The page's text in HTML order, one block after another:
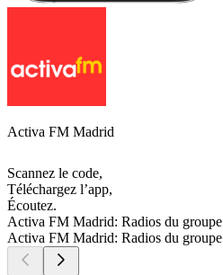
Activa FM Madrid
Scannez le code,
Téléchargez l’app,
Écoutez.
Activa FM Madrid: Radios du groupe
Activa FM Madrid: Radios du groupe